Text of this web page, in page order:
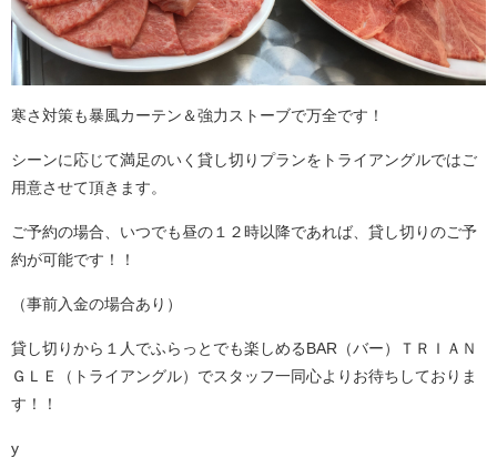
寒さ対策も暴風カーテン＆強力ストーブで万全です！
シーンに応じて満足のいく貸し切りプランをトライアングルではご
用意させて頂きます。
ご予約の場合、いつでも昼の１２時以降であれば、貸し切りのご予
約が可能です！！
（事前入金の場合あり）
貸し切りから１人でふらっとでも楽しめるBAR（バー）ＴＲＩＡＮ
ＧＬＥ（トライアングル）でスタッフ一同心よりお待ちしておりま
す！！
y